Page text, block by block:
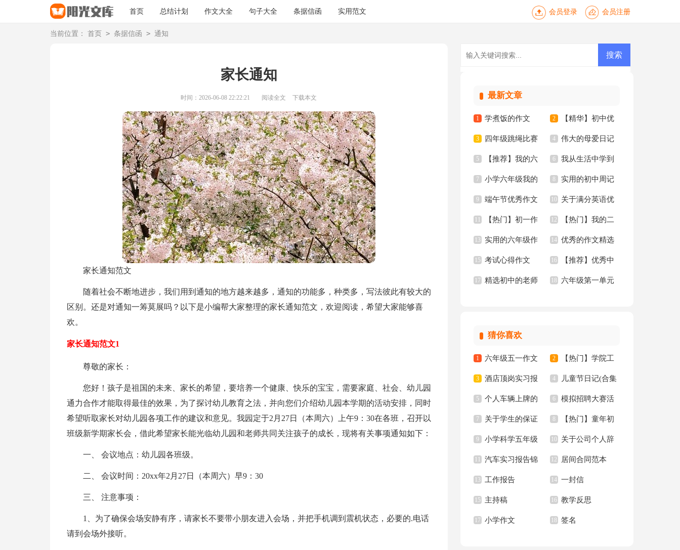
首页 总结计划 作文大全 句子大全 条据信函 实用范文 会员登录 会员注册
当前位置： 首页 > 条据信函 > 通知
家长通知
时间：2026-06-08 22:22:21 阅读全文 下载本文
家长通知范文
随着社会不断地进步，我们用到通知的地方越来越多，通知的功能多，种类多，写法彼此有较大的
区别。还是对通知一筹莫展吗？以下是小编帮大家整理的家长通知范文，欢迎阅读，希望大家能够喜
欢。
家长通知范文1
尊敬的家长：
您好！孩子是祖国的未来、家长的希望，要培养一个健康、快乐的宝宝，需要家庭、社会、幼儿园
通力合作才能取得最佳的效果，为了探讨幼儿教育之法，并向您们介绍幼儿园本学期的活动安排，同时
希望听取家长对幼儿园各项工作的建议和意见。我园定于2月27日（本周六）上午9：30在各班，召开以
班级新学期家长会，借此希望家长能光临幼儿园和老师共同关注孩子的成长，现将有关事项通知如下：
一、 会议地点：幼儿园各班级。
二、 会议时间：20xx年2月27日（本周六）早9：30
三、 注意事项：
1、为了确保会场安静有序，请家长不要带小朋友进入会场，并把手机调到震机状态，必要的.电话
请到会场外接听。
最新文章
1 学煮饭的作文 2 【精华】初中优
秀作文10篇
3 四年级跳绳比赛
作文合集10篇
4 伟大的母爱日记
5 【推荐】我的六
年级小学作文汇编6
篇
6 我从生活中学到
了语文作文15篇
7 小学六年级我的
同桌作文
8 实用的初中周记
汇总五篇
9 端午节优秀作文
【推荐】
10 关于满分英语优
秀作文锦集10篇
11 【热门】初一作
文汇总10篇
12 【热门】我的二
年级作文300字汇总5
篇
13 实用的六年级作
文集合5篇
14 优秀的作文精选
15篇
15 考试心得作文 16 【推荐】优秀中
学作文三篇
17 精选初中的老师 18 六年级第一单元
猜你喜欢
1 六年级五一作文
300字集锦7篇
2 【热门】学院工
作计划四篇
3 酒店顶岗实习报
告十篇
4 儿童节日记(合集
15篇)
5 个人车辆上牌的
委托书
6 模拟招聘大赛活
动总结
7 关于学生的保证
书汇总八篇
8 【热门】童年初
中作文300字集锦十
篇
9 小学科学五年级
上册教学计划
10 关于公司个人辞
职报告汇总6篇
11 汽车实习报告锦
集八篇
12 居间合同范本
13 工作报告 14 一封信
15 主持稿 16 教学反思
17 小学作文 18 签名